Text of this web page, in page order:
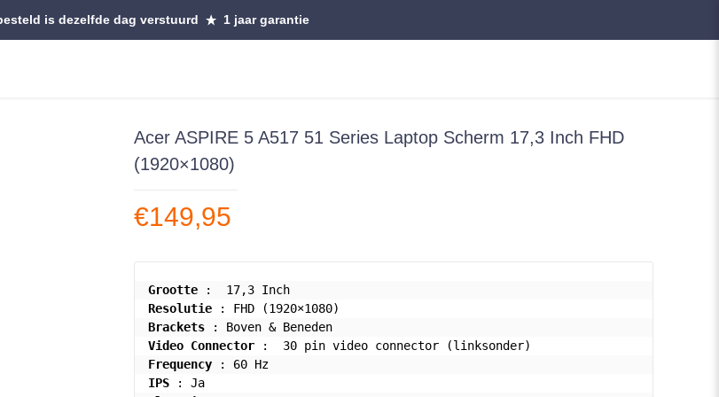
is dezelfde dag verstuurd 1 jaar garantie
Acer ASPIRE 5 A517 51 Series Laptop Scherm 17,3 Inch FHD
(1920×1080)
€149,95
Grootte
Resolutie
Brackets
Video Connector
Frequency
IPS